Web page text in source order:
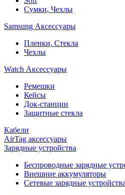
Сумки, Чехлы
Samsung Аксессуары
Пленки, Стекла
Чехлы
Watch Аксессуары
Ремешки
Кейсы
Док-станции
Защитные стекла
Кабели
AirTag аксессуары
Зарядные устройства
Беспроводные зарядные
Внешние аккумуляторы
Сетевые зарядные устройства